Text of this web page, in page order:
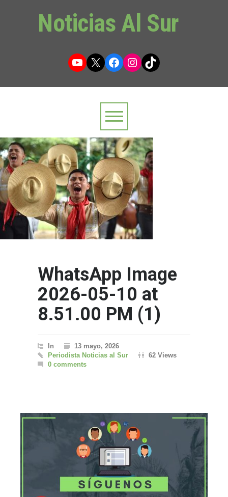
Noticias Al Sur
YouTube
X Facebook
Instagram
TikTok
WhatsApp Image
2026-05-10 at
8.51.00 PM (1)
In
13 mayo, 2026
Periodista Noticias al Sur
62 Views
0 comments